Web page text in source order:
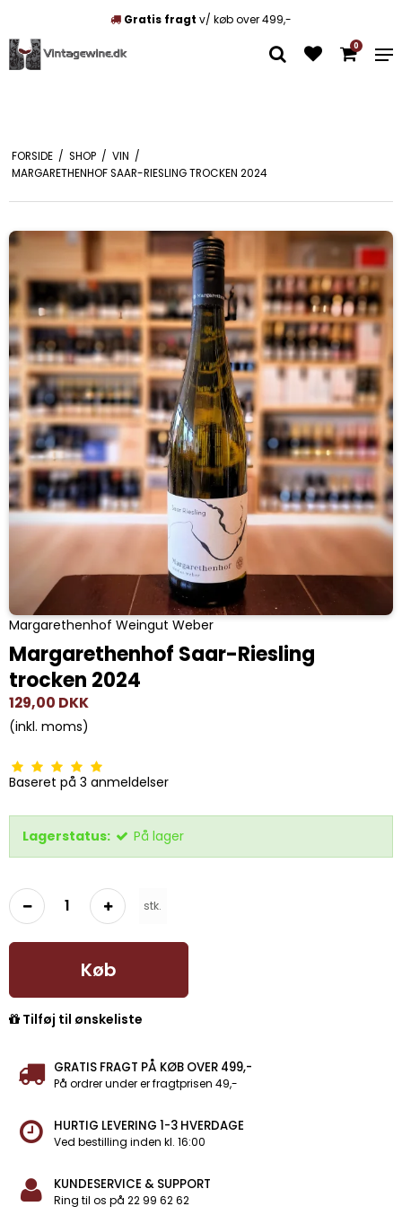
Unikke vineMix som du vil
0
FORSIDE / SHOP / VIN /
MARGARETHENHOF SAAR-RIESLING TROCKEN 2024
Margarethenhof Weingut Weber
Margarethenhof Saar-Riesling
trocken 2024
129,00 DKK
(inkl. moms)
Baseret på 3 anmeldelser
Lagerstatus: På lager
stk.
Køb
Tilføj til ønskeliste
GRATIS FRAGT PÅ KØB OVER 499,-
På ordrer under er fragtprisen 49,-
HURTIG LEVERING 1-3 HVERDAGE
Ved bestilling inden kl. 16:00
KUNDESERVICE & SUPPORT
Ring til os på 22 99 62 62